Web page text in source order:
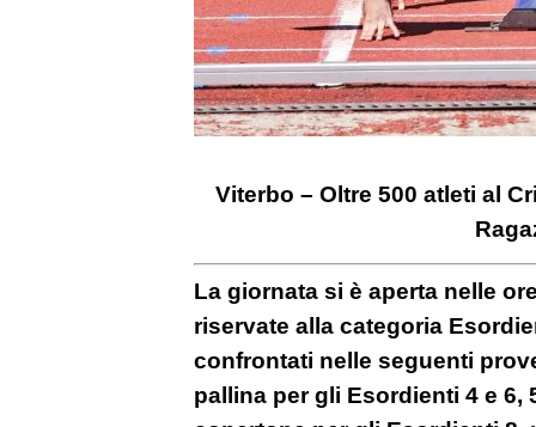
Viterbo – Oltre 500 atleti al
La giornata si è aperta nelle
riservate alla categoria
confrontati nelle seguenti
pallina per gli Esordienti 4 e 6,